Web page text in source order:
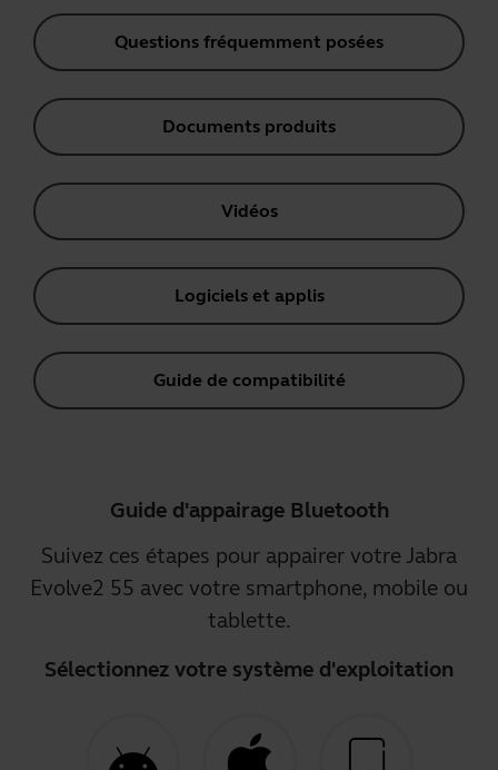
Questions fréquemment posées
Documents produits
Vidéos
Logiciels et applis
Guide de compatibilité
Guide d'appairage Bluetooth
Suivez ces étapes pour appairer votre Jabra
Evolve2 55 avec votre smartphone, mobile ou
tablette.
Sélectionnez votre système d'exploitation